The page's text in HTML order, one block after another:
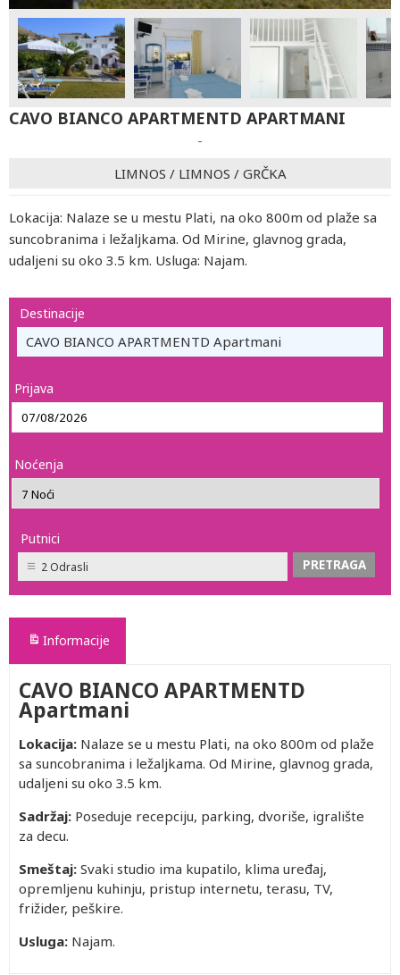
CAVO BIANCO APARTMENTD APARTMANI
-
LIMNOS / LIMNOS / GRČKA
Lokacija: Nalaze se u mestu Plati, na oko 800m od plaže sa
suncobranima i ležaljkama. Od Mirine, glavnog grada,
udaljeni su oko 3.5 km. Usluga: Najam.
Destinacije
CAVO BIANCO APARTMENTD Apartmani
Prijava
Noćenja
Putnici
2 Odrasli
Informacije
CAVO BIANCO APARTMENTD
Apartmani
Lokacija: Nalaze se u mestu Plati, na oko 800m od plaže
sa suncobranima i ležaljkama. Od Mirine, glavnog grada,
udaljeni su oko 3.5 km.
Sadržaj: Poseduje recepciju, parking, dvoriše, igralište
za decu.
Smeštaj: Svaki studio ima kupatilo, klima uređaj,
opremljenu kuhinju, pristup internetu, terasu, TV,
frižider, peškire.
Usluga: Najam.